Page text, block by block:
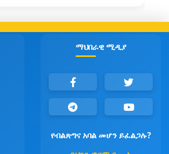
ማህበራዊ ሚዲያ
የብልጽግና አባል መሆን ይፈልጋሉ?